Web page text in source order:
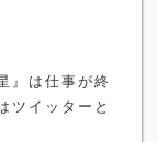
』は仕事が終
ツイッターと